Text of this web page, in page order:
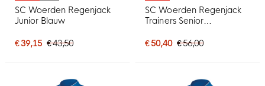
SC Woerden Regenjack
Junior Blauw
€ 39,15 € 43,50
SC Woerden Regenjack
Trainers Senior
€ 50,40 € 56,00